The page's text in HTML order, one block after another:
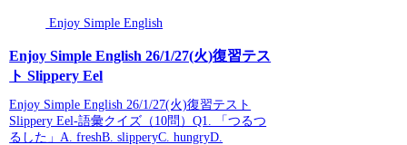
Enjoy Simple English
Enjoy Simple English 26/1/27(火)復習テス
ト Slippery Eel
Enjoy Simple English 26/1/27(火)復習テスト
Slippery Eel-語彙クイズ（10問）Q1. 「つるつ
るした」A. freshB. slipperyC. hungryD.